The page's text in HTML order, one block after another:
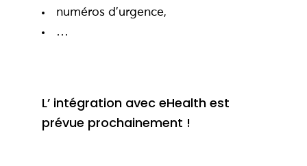
numéros d’urgence,
…
L’ intégration avec eHealth est
prévue prochainement !